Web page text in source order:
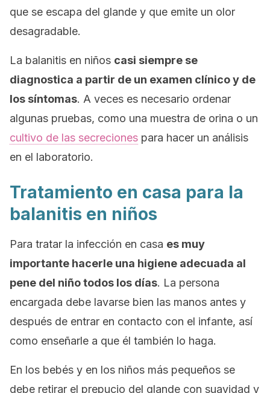
que se escapa del glande y que emite un olor
desagradable.
La balanitis en niños casi siempre se
diagnostica a partir de un examen clínico y de
los síntomas. A veces es necesario ordenar
algunas pruebas, como una muestra de orina o un
cultivo de las secreciones para hacer un análisis
en el laboratorio.
Tratamiento en casa para la
balanitis en niños
Para tratar la infección en casa es muy
importante hacerle una higiene adecuada al
pene del niño todos los días. La persona
encargada debe lavarse bien las manos antes y
después de entrar en contacto con el infante, así
como enseñarle a que él también lo haga.
En los bebés y en los niños más pequeños se
debe retirar el prepucio del glande con suavidad y